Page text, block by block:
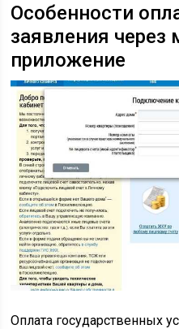
Особенности
заявления через
приложение
Оплата государственных